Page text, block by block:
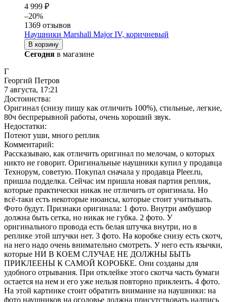
4 999 ₽
–20%
1369 отзывов
Наушники Marshall Major IV, коричневый
В корзину
Сегодня в магазине
Г
Георгий Петров
7 августа, 17:21
Достоинства:
Оригинал (снизу пишу как отличить 100%), стильные, легкие,
80ч беспрерывной работы, очень хороший звук.
Недостатки:
Потеют уши, много реплик
Комментарий:
Рассказываю, как отличить оригинал по мелочам, о которых
никто не говорит. Оригинальные наушники купил у продавца
Технорум, советую. Покупал сначала у продавца Pleer.ru,
пришла подделка. Сейчас им пришла новая партия реплик,
которые практически никак не отличить от оригинала. Но
всё-таки есть некоторые нюансы, которые стоит учитывать.
Фото будут. Признаки оригинала: 1 фото. Внутри амбушюр
должна быть сетка, но никак не губка. 2 фото. У
оригинального провода есть белая штучка внутри, но в
реплике этой штучки нет. 3 фото. На коробке снизу есть скотч,
на него надо очень внимательно смотреть. У него есть язычки,
которые НИ В КОЕМ СЛУЧАЕ НЕ ДОЛЖНЫ БЫТЬ
ПРИКЛЕЕНЫ К САМОЙ КОРОБКЕ. Они созданы для
удобного отрывания. При отклейке этого скотча часть бумаги
остается на нем и его уже нельзя повторно приклеить. 4 фото.
На этой картинке стоит обратить внимание на наушники: на
фото наушников на оголовье должна присутствовать надпись